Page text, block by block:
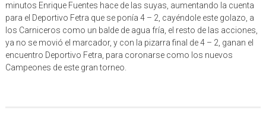
minutos Enrique Fuentes hace de las suyas, aumentando la cuenta
para el Deportivo Fetra que se ponía 4 – 2, cayéndole este golazo, a
los Carniceros como un balde de agua fría, el resto de las acciones,
ya no se movió el marcador, y con la pizarra final de 4 – 2, ganan el
encuentro Deportivo Fetra, para coronarse como los nuevos
Campeones de este gran torneo.